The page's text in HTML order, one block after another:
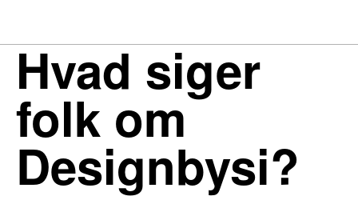
Hvad siger
folk om
Designbysi?